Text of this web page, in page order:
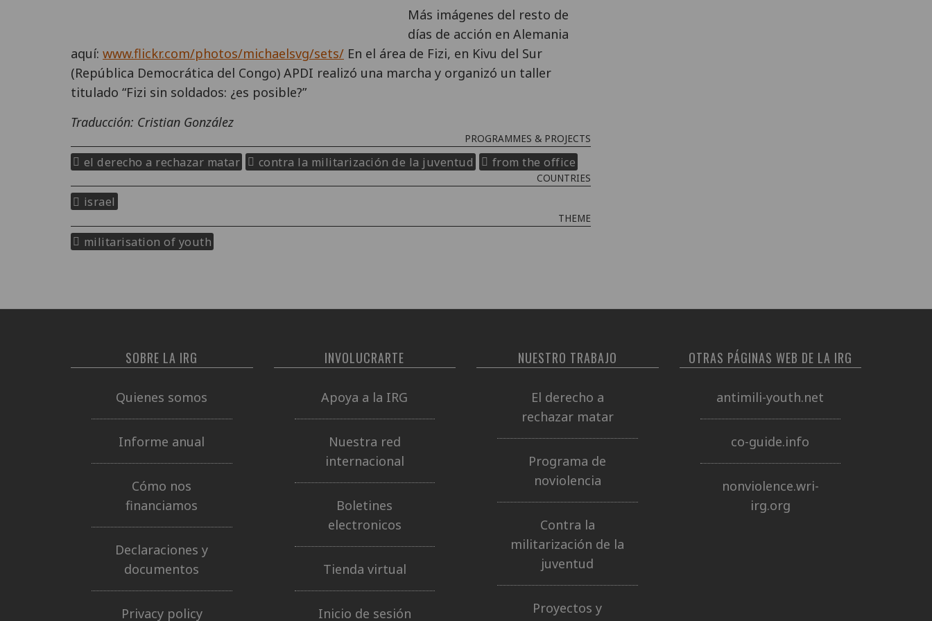
Más imágenes del resto de
días de acción en Alemania
aquí: www.flickr.com/photos/michaelsvg/sets/ En el área de Fizi, en Kivu del Sur
(República Democrática del Congo) APDI realizó una marcha y organizó un taller
titulado “Fizi sin soldados: ¿es posible?”
Traducción: Cristian González
PROGRAMMES & PROJECTS
el derecho a rechazar matar contra la militarización de la juventud from the office
COUNTRIES
israel
THEME
militarisation of youth
SOBRE LA IRG
Quienes somos
Informe anual
Cómo nos
financiamos
Declaraciones y
documentos
Privacy policy
INVOLUCRARTE
Apoya a la IRG
Nuestra red
internacional
Boletines
electronicos
Tienda virtual
Inicio de sesión
NUESTRO TRABAJO
El derecho a
rechazar matar
Programa de
noviolencia
Contra la
militarización de la
juventud
Proyectos y
OTRAS PÁGINAS WEB DE LA IRG
antimili-youth.net
co-guide.info
nonviolence.wri-
irg.org